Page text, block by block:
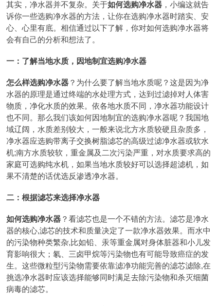
其实，净水器并不复杂。关于如何选购净水器 ，小编这就告
诉你一些选购净水器的方法，让你在选购净水器时踏实、安
心、心里有底。相信通过以下了解，你对如何选购净水器将
会有自己的分析和想法了。
一：了解当地水质，因地制宜选购净水器
怎么样选购净水器 ？为什么要了解当地水质呢？这是因为净
水器的原理是通过终端的水处理方式，达到过滤掉对人体害
物质，净化水质的效果。依各地水质不同，净水器功能设计
也不同。那么我们该如何因地制宜的选购净水器呢？我国地
域辽阔，水质差别较大，一般来说北方水质较硬且杂质多，
净水器应选购带离子交换树脂滤芯的高级过滤净水器或软水
机;南方水质较软，重金属及二次污染严重，对水质要求高的
家庭可选购纯水机，如果当地水质较好可以选择超滤机，如
果不清楚的话优选反渗透净水器。
二：根据滤芯来选择净水器
如何选购净水器 ？看滤芯也是一个不错的方法。滤芯是净水
器的核心,滤芯的技术和质量决定了一款净水器效果。而水中
的污染物种类繁杂,比如铅、汞等重金属对身体脏器和小儿发
育影响很大；氡、三卤甲烷等污染物也有可能导致癌症的发
生。这些微粒型污染物需要依靠滤净功能完善的滤芯滤除,在
挑选净水器时应该选择能够同时满足去除污染物和杀灭细菌
病毒的滤芯。